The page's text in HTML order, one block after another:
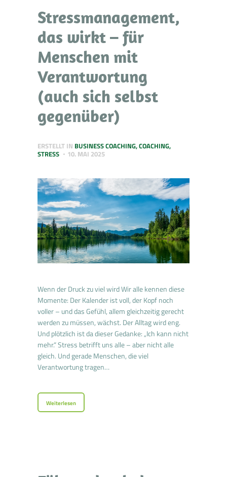
Stressmanagement,
das wirkt – für
Menschen mit
Verantwortung
(auch sich selbst
gegenüber)
ERSTELLT IN BUSINESS COACHING,COACHING,
STRESS
10. MAI 2025
Wenn der Druck zu viel wird Wir alle kennen diese
Momente: Der Kalender ist voll, der Kopf noch
voller – und das Gefühl, allem gleichzeitig gerecht
werden zu müssen, wächst. Der Alltag wird eng.
Und plötzlich ist da dieser Gedanke: „Ich kann nicht
mehr.“ Stress betrifft uns alle – aber nicht alle
gleich. Und gerade Menschen, die viel
Verantwortung tragen…
Weiterlesen